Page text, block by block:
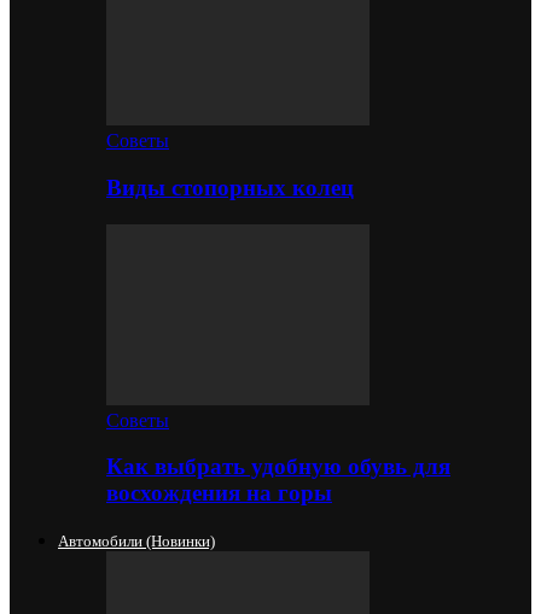
Советы
Виды стопорных колец
Советы
Как выбрать удобную обувь для
восхождения на горы
Автомобили (новинки)